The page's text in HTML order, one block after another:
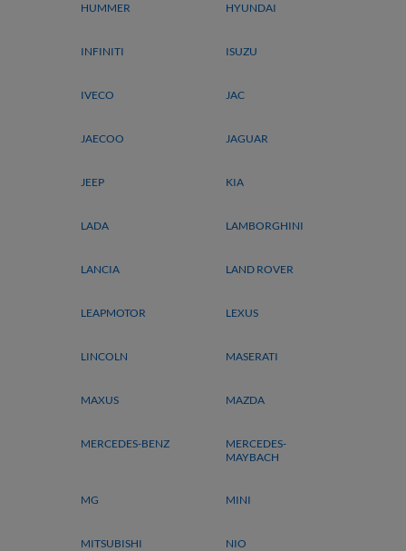
HUMMER HYUNDAI
INFINITI ISUZU
IVECO JAC
JAECOO JAGUAR
JEEP KIA
LADA LAMBORGHINI
LANCIA LAND ROVER
LEAPMOTOR LEXUS
LINCOLN MASERATI
MAXUS MAZDA
MERCEDES-BENZ
MERCEDES-
MAYBACH
MG MINI
MITSUBISHI NIO